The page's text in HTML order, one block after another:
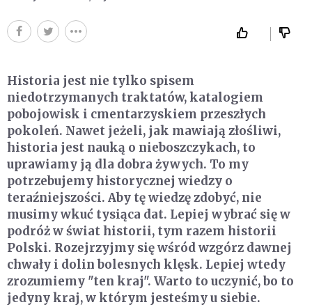
Historia jest nie tylko spisem
niedotrzymanych traktatów, katalogiem
pobojowisk i cmentarzyskiem przeszłych
pokoleń. Nawet jeżeli, jak mawiają złośliwi,
historia jest nauką o nieboszczykach, to
uprawiamy ją dla dobra żywych. To my
potrzebujemy historycznej wiedzy o
teraźniejszości. Aby tę wiedzę zdobyć, nie
musimy wkuć tysiąca dat. Lepiej wybrać się w
podróż w świat historii, tym razem historii
Polski. Rozejrzyjmy się wśród wzgórz dawnej
chwały i dolin bolesnych klęsk. Lepiej wtedy
zrozumiemy "ten kraj". Warto to uczynić, bo to
jedyny kraj, w którym jesteśmy u siebie.